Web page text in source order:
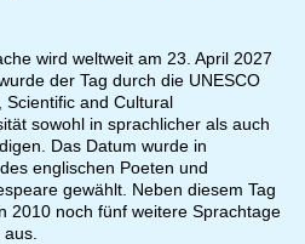
wird weltweit am 23. April 2027
der Tag durch die UNESCO
Scientific and Cultural
sowohl in sprachlicher als auch
Das Datum wurde in
englischen Poeten und
gewählt. Neben diesem Tag
2010 noch fünf weitere Sprachtage